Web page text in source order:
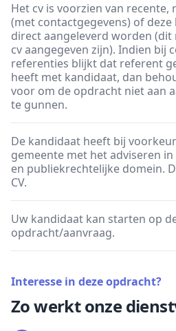
Het cv is voorzien van
(met contactgegevens) of
direct aangeleverd worden
cv aangegeven zijn). Indien bij
referenties blijkt dat referent
heeft met kandidaat, dan
voor om de opdracht niet aan
te gunnen.
De kandidaat heeft bij
gemeente met het adviseren
en publiekrechtelijke domein.
CV.
Uw kandidaat kan starten op
opdracht/aanvraag.
Interesse in deze opdracht?
Zo werkt onze